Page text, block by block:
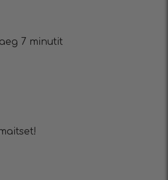
7 minutit